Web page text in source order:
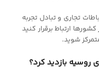
تجاری و تبادل تجربه
ارتباط برقرار کنید
شوید.
روسیه بازدید کرد؟